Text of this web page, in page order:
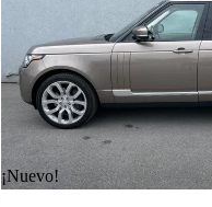
¡Nuevo!